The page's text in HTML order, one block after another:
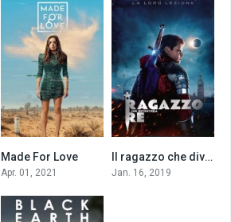
Made For Love
Apr. 01, 2021
6.0Il ragazzo che diventerà re (2019)
Jan. 16, 2019